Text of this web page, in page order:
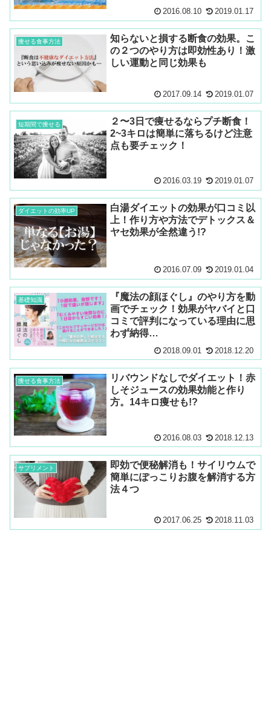
2016.08.10 2019.01.17
痩せる食事方法
知らないと損する断食の効果。こ
の２つのやり方は即効性あり！激
しい運動と同じ効果も
2017.09.14 2019.01.07
短期間で痩せる
２〜3日で痩せるならプチ断食！
2~3キロは簡単に落ちるけど注意
点も要チェック！
2016.03.19 2019.01.07
ダイエットの効率UP
白湯ダイエットの効果が口コミ以
上！作り方や方法でデトックス＆
ヤセ効果が全然違う!?
2016.07.09 2019.01.04
基礎知識
『魔法の顔ほぐし』のやり方を動
画でチェック！効果がヤバイと口
コミで評判になっている理由に思
わず納得…
2018.09.01 2018.12.20
痩せる食事方法
リバウンドなしでダイエット！赤
しそジュースの効果効能と作り
方。14キロ痩せも!?
2016.08.03 2018.12.13
サプリメント
即効で便秘解消も！サイリウムで
簡単にぽっこりお腹を解消する方
法４つ
2017.06.25 2018.11.03